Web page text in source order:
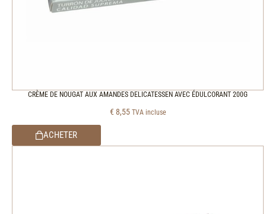
CRÈME DE NOUGAT AUX AMANDES DELICATESSEN AVEC ÉDULCORANT 200G
€ 8,55 TVA incluse
ACHETER